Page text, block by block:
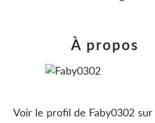
À propos
Voir le profil de Faby0302 sur